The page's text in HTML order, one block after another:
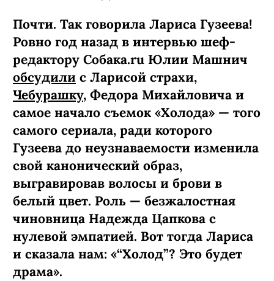
Почти. Так говорила Лариса Гузеева!
Ровно год назад в интервью шеф-
редактору Собака.ru Юлии Машнич
обсудили с Ларисой страхи,
Чебурашку, Федора Михайловича и
самое начало съемок «Холода» — того
самого сериала, ради которого
Гузеева до неузнаваемости изменила
свой канонический образ,
выгравировав волосы и брови в
белый цвет. Роль — безжалостная
чиновница Надежда Цапкова с
нулевой эмпатией. Вот тогда Лариса
и сказала нам: «“Холод”? Это будет
драма».